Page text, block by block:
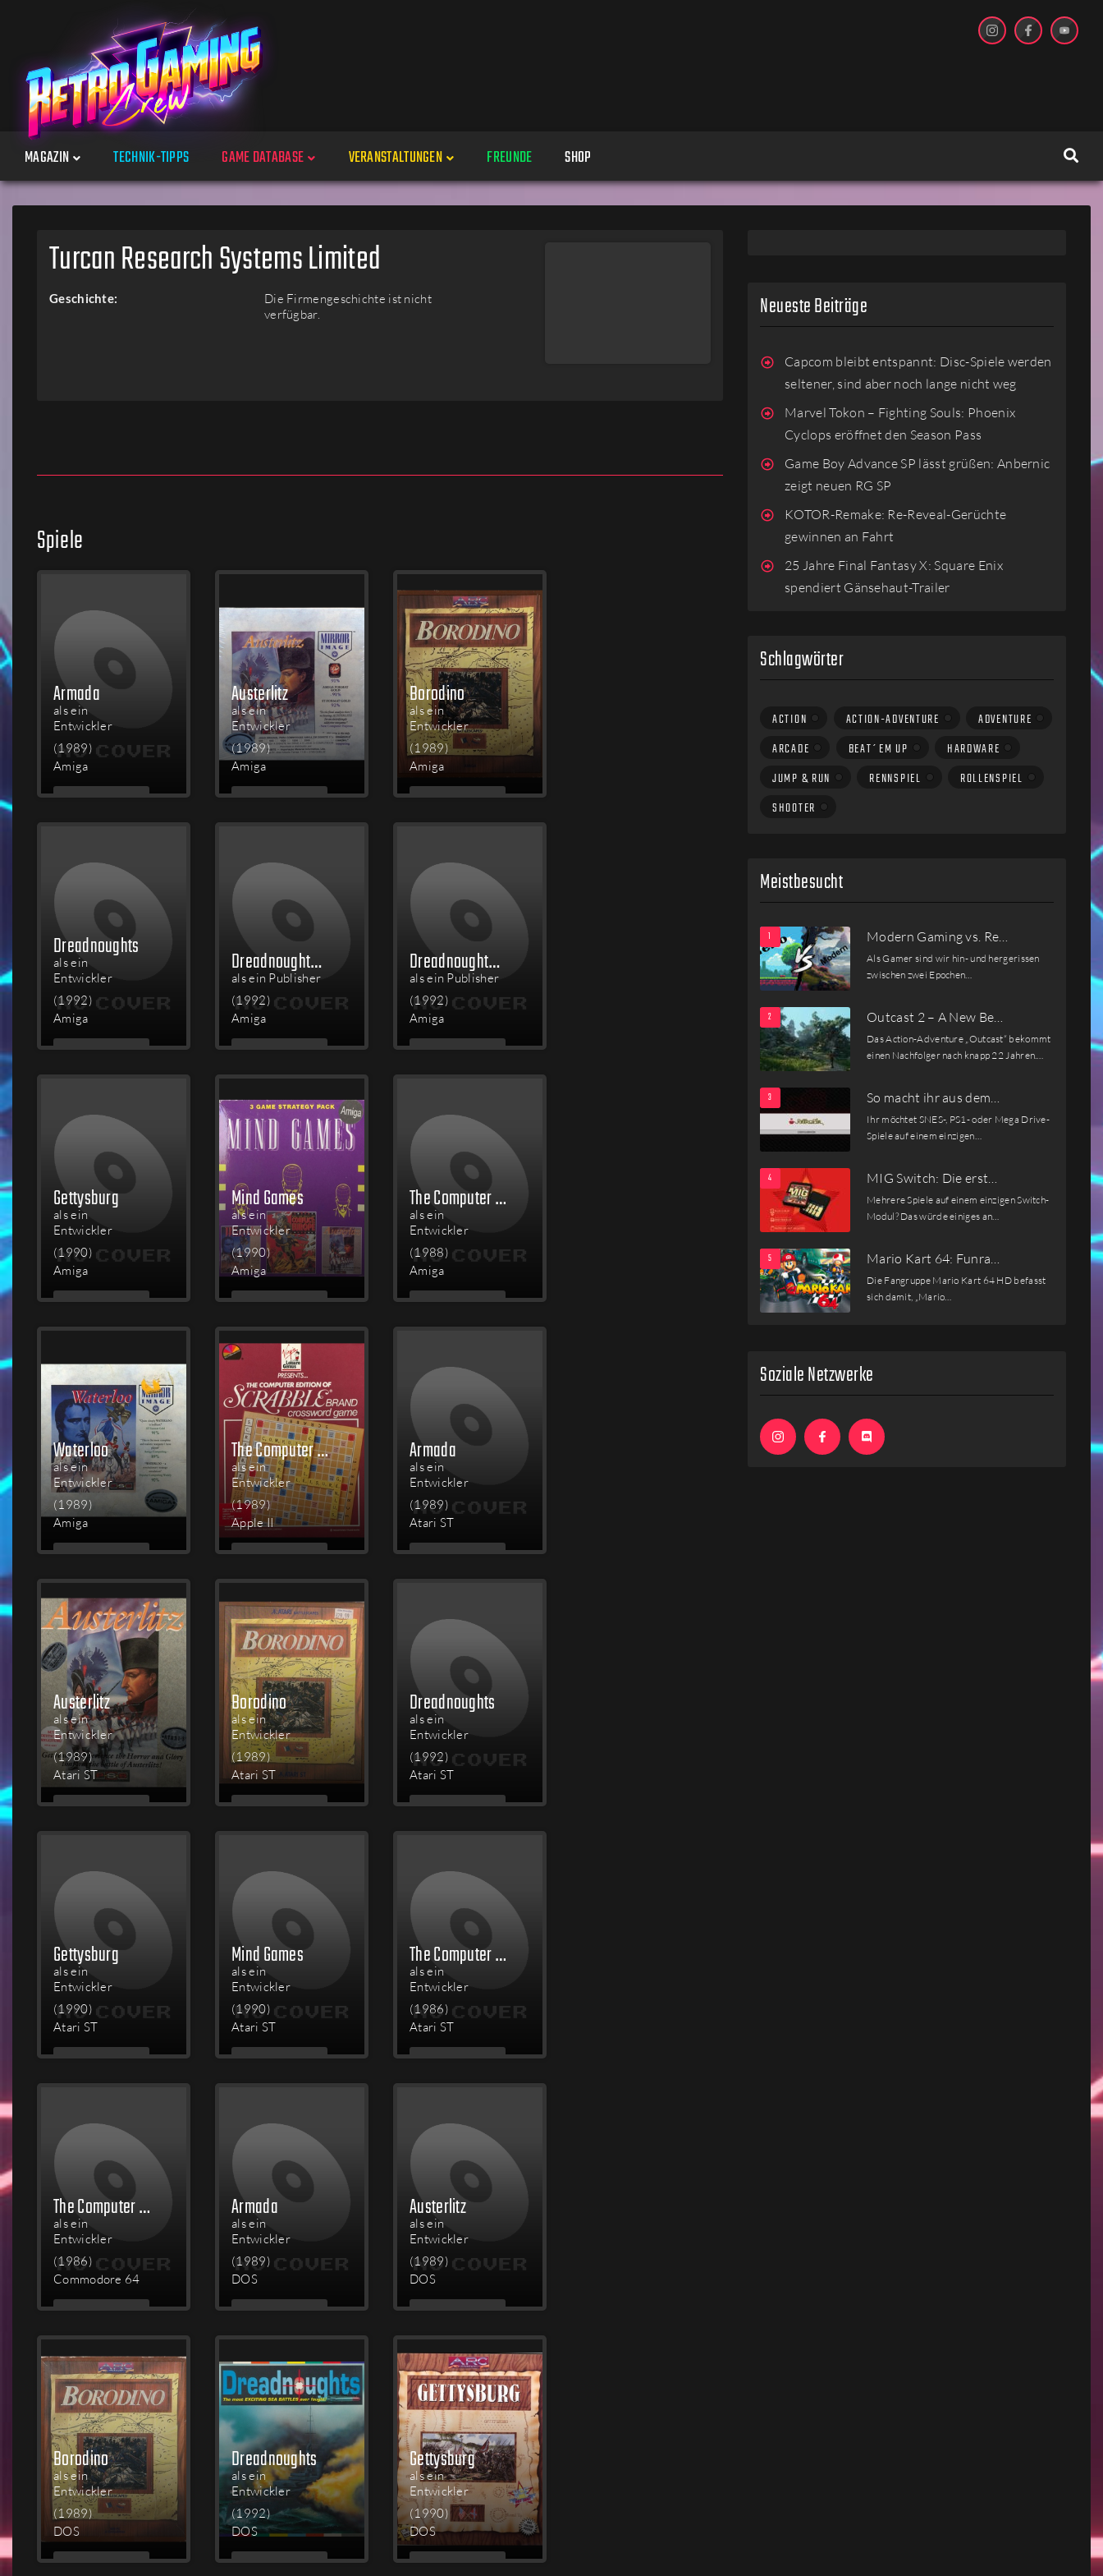
MAGAZIN TECHNIK-TIPPS GAME DATABASE
Spiele
Genres
Perspektiven
Jahre
Plattformen
VERANSTALTUNGEN
Veranstaltungen
FREUNDE SHOP
Turcan Research Systems Limited
Geschichte:
Die Firmengeschichte ist nicht
verfügbar.
Spiele
Armada
als ein
Entwickler
(1989)
Amiga
MEHR
Austerlitz
als ein
Entwickler
(1989)
Amiga
MEHR
Borodino
als ein
Entwickler
(1989)
Amiga
MEHR
Dreadnoughts
als ein
Entwickler
(1992)
Amiga
MEHR
Dreadnoughts Data Disk: Bismarck
als ein Publisher
(1992)
Amiga
MEHR
Dreadnoughts Data Disk: Ironclads
als ein Publisher
(1992)
Amiga
MEHR
Gettysburg
als ein
Entwickler
(1990)
Amiga
MEHR
Mind Games
als ein
Entwickler
(1990)
Amiga
MEHR
The Computer Edition of Scrabble Brand Crossword Game
als ein
Entwickler
(1988)
Amiga
MEHR
Waterloo
als ein
Entwickler
(1989)
Amiga
MEHR
The Computer Edition of Scrabble Brand Crossword Game
als ein
Entwickler
(1989)
Apple II
MEHR
Armada
als ein
Entwickler
(1989)
Atari ST
MEHR
Austerlitz
als ein
Entwickler
(1989)
Atari ST
MEHR
Borodino
als ein
Entwickler
(1989)
Atari ST
MEHR
Dreadnoughts
als ein
Entwickler
(1992)
Atari ST
MEHR
Gettysburg
als ein
Entwickler
(1990)
Atari ST
MEHR
Mind Games
als ein
Entwickler
(1990)
Atari ST
MEHR
The Computer Edition of Scrabble Brand Crossword Game
als ein
Entwickler
(1986)
Atari ST
MEHR
The Computer Edition of Scrabble Brand Crossword Game
als ein
Entwickler
(1986)
Commodore 64
MEHR
Armada
als ein
Entwickler
(1989)
DOS
MEHR
Austerlitz
als ein
Entwickler
(1989)
DOS
MEHR
Borodino
als ein
Entwickler
(1989)
DOS
MEHR
Dreadnoughts
als ein
Entwickler
(1992)
DOS
MEHR
Gettysburg
als ein
Entwickler
(1990)
DOS
MEHR
Neueste Beiträge
Capcom bleibt entspannt: Disc-Spiele werden
seltener, sind aber noch lange nicht weg
Marvel Tokon – Fighting Souls: Phoenix
Cyclops eröffnet den Season Pass
Game Boy Advance SP lässt grüßen: Anbernic
zeigt neuen RG SP
KOTOR-Remake: Re-Reveal-Gerüchte
gewinnen an Fahrt
25 Jahre Final Fantasy X: Square Enix
spendiert Gänsehaut-Trailer
Schlagwörter
ACTION ACTION-ADVENTURE
ADVENTURE
ARCADE
BEAT´EM UP
HARDWARE
JUMP & RUN
RENNSPIEL
ROLLENSPIEL
SHOOTER
Meistbesucht
Modern Gaming vs. Re…
Als Gamer sind wir hin- und hergerissen
zwischen zwei Epochen…
Outcast 2 – A New Be…
Das Action-Adventure „Outcast“ bekommt
einen Nachfolger nach knapp 22 Jahren.…
So macht ihr aus dem…
Ihr möchtet SNES-, PS1- oder Mega Drive-
Spiele auf einem einzigen…
MIG Switch: Die erst…
Mehrere Spiele auf einem einzigen Switch-
Modul? Das würde einiges an…
Mario Kart 64: Funra…
Die Fangruppe Mario Kart 64 HD befasst
sich damit, „Mario…
Soziale Netzwerke